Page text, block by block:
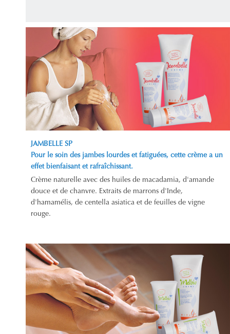
JAMBELLE SP
Pour le soin des jambes lourdes et fatiguées, cette crème a un
effet bienfaisant et rafraîchissant.
Crème naturelle avec des huiles de macadamia, d'amande
douce et de chanvre. Extraits de marrons d'Inde,
d'hamamélis, de centella asiatica et de feuilles de vigne
rouge.